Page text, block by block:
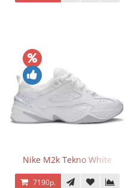
Nike M2k Tekno White
7190р.